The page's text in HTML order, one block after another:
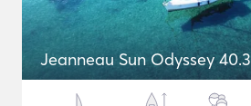
Jeanneau Sun Odyssey 40.3